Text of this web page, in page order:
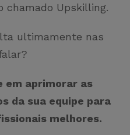
chamado Upskilling.
ultimamente nas
em aprimorar as
da sua equipe para
melhores.